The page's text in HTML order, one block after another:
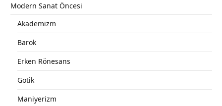
Modern Sanat Öncesi
Akademizm
Barok
Erken Rönesans
Gotik
Maniyerizm